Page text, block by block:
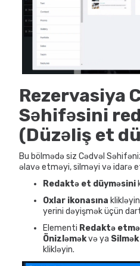
Rezervasiya
Səhifəsini
(Düzəliş et
Bu bölmədə siz Cədvəl
əlavə etməyi, silməyi və idarə
Redaktə et düyməsini
Oxlar ikonasına
yerini dəyişmək üçün
Elementi Redaktə
Önizləməkvə ya Silmək
klikləyin.